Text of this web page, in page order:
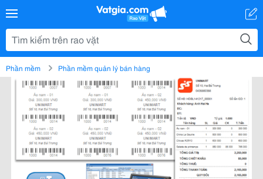
Phần mềm Phần mềm quản lý bán hàng